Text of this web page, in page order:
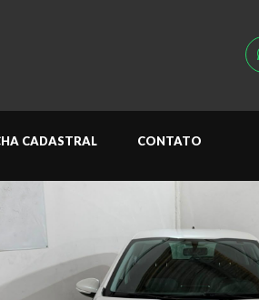
CADASTRAL CONTATO